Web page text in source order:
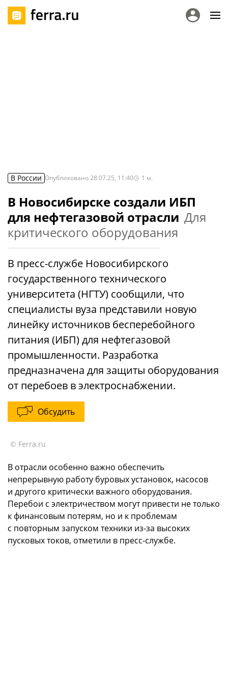
В России Опубликовано28.07.25, 11:40 1 м.
В Новосибирске создали ИБП
для нефтегазовой отрасли Для
критического оборудования
В пресс-службе Новосибирского
государственного технического
университета (НГТУ) сообщили, что
специалисты вуза представили новую
линейку источников бесперебойного
питания (ИБП) для нефтегазовой
промышленности. Разработка
предназначена для защиты оборудования
от перебоев в электроснабжении.
Обсудить
© Ferra.ru
В отрасли особенно важно обеспечить
непрерывную работу буровых установок, насосов
и другого критически важного оборудования.
Перебои с электричеством могут привести не только
к финансовым потерям, но и к проблемам
с повторным запуском техники из-за высоких
пусковых токов, отметили в пресс-службе.